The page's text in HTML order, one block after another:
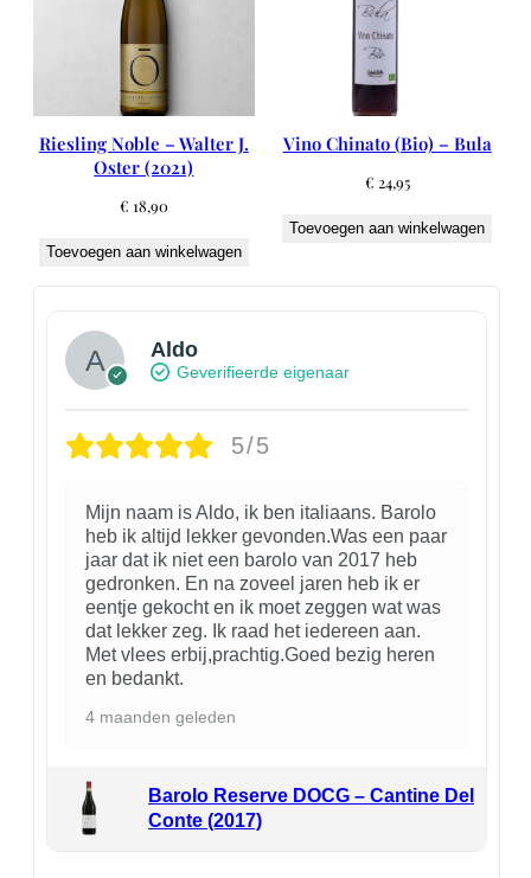
Riesling Noble – Walter J.
Oster (2021)
€ 18,90
Toevoegen aan winkelwagen
Vino Chinato (Bio) – Bula
€ 24,95
Toevoegen aan winkelwagen
Aldo
Geverifieerde eigenaar
5/5
Mijn naam is Aldo, ik ben italiaans. Barolo
heb ik altijd lekker gevonden.Was een paar
jaar dat ik niet een barolo van 2017 heb
gedronken. En na zoveel jaren heb ik er
eentje gekocht en ik moet zeggen wat was
dat lekker zeg. Ik raad het iedereen aan.
Met vlees erbij,prachtig.Goed bezig heren
en bedankt.
4 maanden geleden
Barolo Reserve DOCG – Cantine Del
Conte (2017)